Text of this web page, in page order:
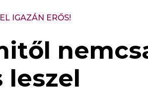
IGAZÁN ERŐS!
leszel